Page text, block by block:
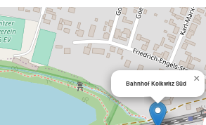
Bahnhof Kolkwitz Süd ×